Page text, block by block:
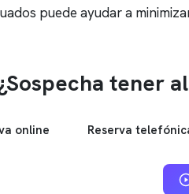
puede ayudar a
tener
online Reserva